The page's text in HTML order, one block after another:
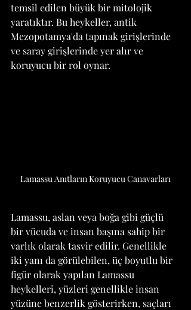
temsil edilen büyük bir mitolojik
yaratıktır. Bu heykeller, antik
Mezopotamya'da tapınak girişlerinde
ve saray girişlerinde yer alır ve
koruyucu bir rol oynar.
Lamassu Anıtların Koruyucu Canavarları
Lamassu, aslan veya boğa gibi güçlü
bir vücuda ve insan başına sahip bir
varlık olarak tasvir edilir. Genellikle
iki yanı da görülebilen, üç boyutlu bir
figür olarak yapılan Lamassu
heykelleri, yüzleri genellikle insan
yüzüne benzerlik gösterirken, saçları